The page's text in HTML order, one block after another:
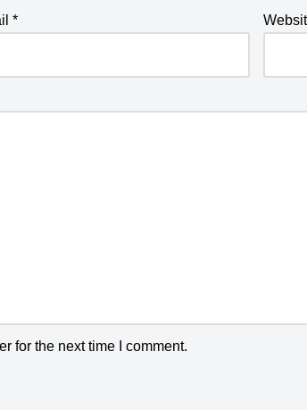
*
for the next time I comment.